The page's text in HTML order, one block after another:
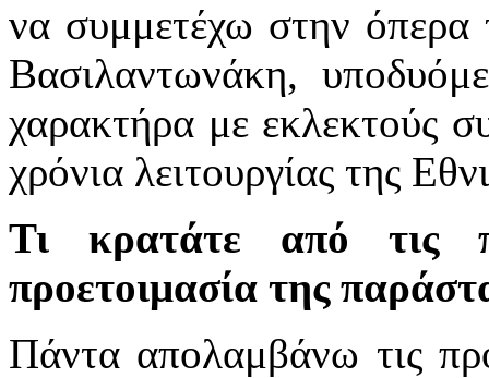
να συμμετέχω στην όπερα
Βασιλαντωνάκη,
χαρακτήρα με εκλεκτούς
χρόνια λειτουργίας της
Τι κρατάτε από τις
προετοιμασία της
Πάντα απολαμβάνω τις